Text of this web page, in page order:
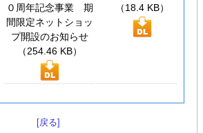
０周年記念事業 期
間限定ネットショッ
プ開設のお知らせ
（254.46 KB）
（18.4 KB）
[戻る]